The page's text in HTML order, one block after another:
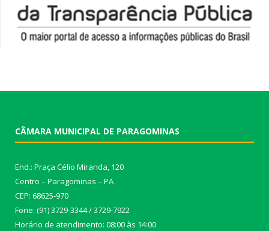
CÂMARA MUNICIPAL DE PARAGOMINAS
End.: Praça Célio Miranda, 120
Centro – Paragominas – PA
CEP: 68625-970
Fone: (91) 3729-3344 / 3729-7922
Horário de atendimento: 08:00 às 14:00